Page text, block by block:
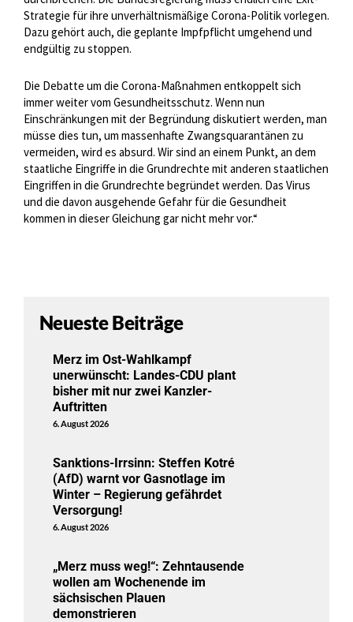
Strategie für ihre unverhältnismäßige Corona-Politik vorlegen.
Dazu gehört auch, die geplante Impfpflicht umgehend und
endgültig zu stoppen.
Die Debatte um die Corona-Maßnahmen entkoppelt sich
immer weiter vom Gesundheitsschutz. Wenn nun
Einschränkungen mit der Begründung diskutiert werden, man
müsse dies tun, um massenhafte Zwangsquarantänen zu
vermeiden, wird es absurd. Wir sind an einem Punkt, an dem
staatliche Eingriffe in die Grundrechte mit anderen staatlichen
Eingriffen in die Grundrechte begründet werden. Das Virus
und die davon ausgehende Gefahr für die Gesundheit
kommen in dieser Gleichung gar nicht mehr vor.“
Neueste Beiträge
Merz im Ost-Wahlkampf
unerwünscht: Landes-CDU plant
bisher mit nur zwei Kanzler-
Auftritten
6. August 2026
Sanktions-Irrsinn: Steffen Kotré
(AfD) warnt vor Gasnotlage im
Winter – Regierung gefährdet
Versorgung!
6. August 2026
„Merz muss weg!“: Zehntausende
wollen am Wochenende im
sächsischen Plauen
demonstrieren